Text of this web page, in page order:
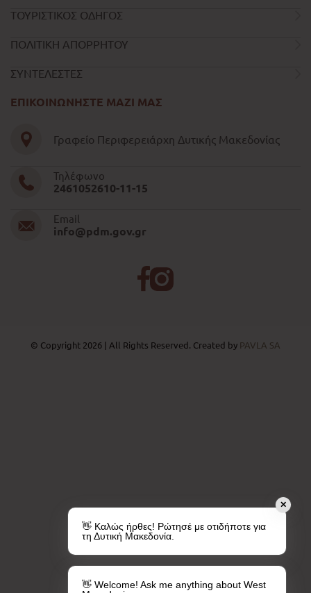
ΤΟΥΡΙΣΤΙΚΟΣ ΟΔΗΓΟΣ
ΠΟΛΙΤΙΚΗ ΑΠΟΡΡΗΤΟΥ
ΣΥΝΤΕΛΕΣΤΕΣ
ΕΠΙΚΟΙΝΩΝΗΣΤΕ ΜΑΖΙ ΜΑΣ
Γραφείο Περιφερειάρχη Δυτικής Μακεδονίας
Τηλέφωνο
2461052610-11-15
Email
info@pdm.gov.gr
© Copyright 2026 | All Rights Reserved. Created by PAVLA SA
✕
👋 Καλώς ήρθες! Ρώτησέ με οτιδήποτε για
τη Δυτική Μακεδονία.
👋 Welcome! Ask me anything about West